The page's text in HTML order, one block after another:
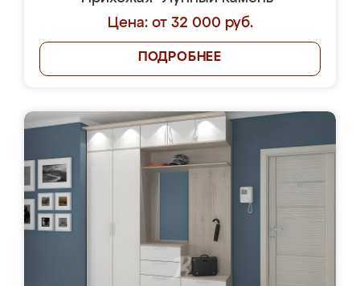
Цена: от 32 000 руб.
ПОДРОБНЕЕ